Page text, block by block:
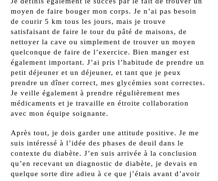
moyen de faire bouger mon corps. Je n’ai pas besoin
de courir 5 km tous les jours, mais je trouve
satisfaisant de faire le tour du pâté de maisons, de
nettoyer la cave ou simplement de trouver un moyen
quelconque de faire de l’exercice. Bien manger est
également important. J’ai pris l’habitude de prendre un
petit déjeuner et un déjeuner, et tant que je peux
prendre un dîner correct, mes glycémies sont correctes.
Je veille également à prendre régulièrement mes
médicaments et je travaille en étroite collaboration
avec mon équipe soignante.
Après tout, je dois garder une attitude positive. Je me
suis intéressé à l’idée des phases de deuil dans le
contexte du diabète. J’en suis arrivée à la conclusion
qu’en recevant un diagnostic de diabète, je devais en
quelque sorte dire adieu à ce que j’étais avant d’avoir